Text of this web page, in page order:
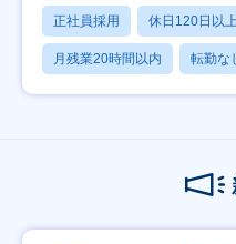
正社員採用 休日120日以上
月残業20時間以内 転勤な